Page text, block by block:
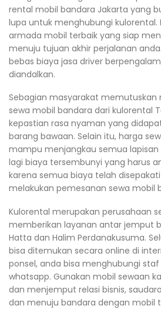
rental mobil bandara Jakarta yang
lupa untuk menghubungi kulorental.
armada mobil terbaik yang siap
menuju tujuan akhir perjalanan
bebas biaya jasa driver
diandalkan.
Sebagian masyarakat memutuskan
sewa mobil bandara dari kulorental
kepastian rasa nyaman yang
barang bawaan. Selain itu, harga
mampu menjangkau semua lapisan
lagi biaya tersembunyi yang harus
karena semua biaya telah
melakukan pemesanan sewa mobil
Kulorental merupakan perusahaan
memberikan layanan antar jemput
Hatta dan Halim Perdanakusuma.
bisa ditemukan secara online di
ponsel, anda bisa menghubungi
whatsapp. Gunakan mobil sewaan
dan menjemput relasi bisnis,
dan menuju bandara dengan mobil